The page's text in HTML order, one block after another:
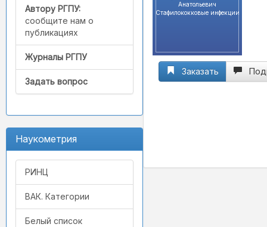
Автору РГПУ:
сообщите нам о
публикациях
Журналы РГПУ
Задать вопрос
Наукометрия
РИНЦ
ВАК. Категории
Белый список
Анатольевич
Стафилококковые инфекции
Заказать